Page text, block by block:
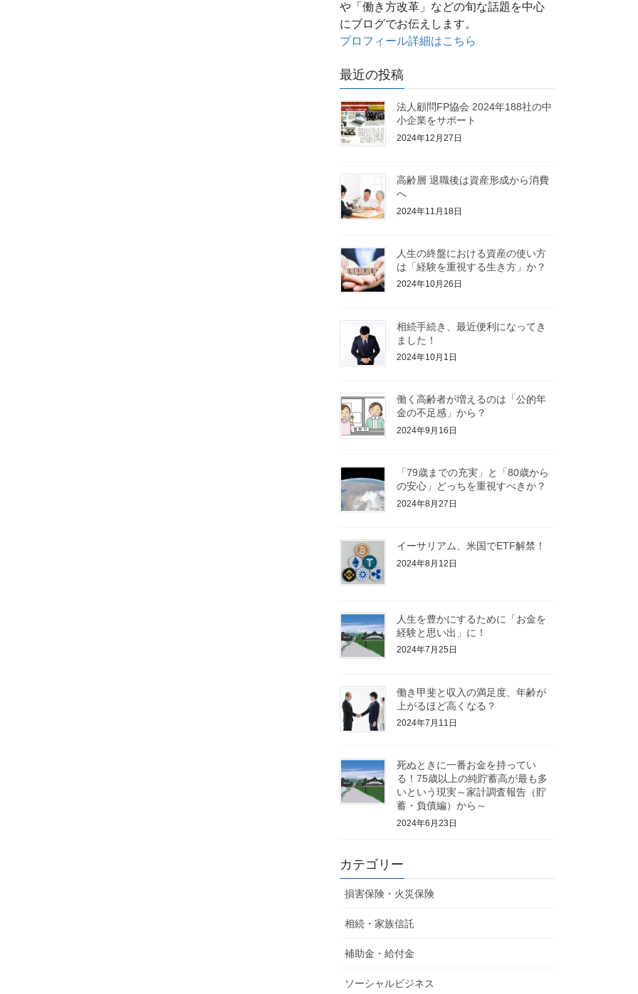
や「働き方改革」などの旬な話題を中心
にブログでお伝えします。
プロフィール詳細はこちら
最近の投稿
法人顧問FP協会 2024年188社の中
小企業をサポート
2024年12月27日
高齢層 退職後は資産形成から消費
へ
2024年11月18日
人生の終盤における資産の使い方
は「経験を重視する生き方」か？
2024年10月26日
相続手続き、最近便利になってき
ました！
2024年10月1日
働く高齢者が増えるのは「公的年
金の不足感」から？
2024年9月16日
「79歳までの充実」と「80歳から
の安心」どっちを重視すべきか？
2024年8月27日
イーサリアム、米国でETF解禁！
2024年8月12日
人生を豊かにするために「お金を
経験と思い出」に！
2024年7月25日
働き甲斐と収入の満足度、年齢が
上がるほど高くなる？
2024年7月11日
死ぬときに一番お金を持ってい
る！75歳以上の純貯蓄高が最も多
いという現実～家計調査報告（貯
蓄・負債編）から～
2024年6月23日
カテゴリー
損害保険・火災保険
相続・家族信託
補助金・給付金
ソーシャルビジネス